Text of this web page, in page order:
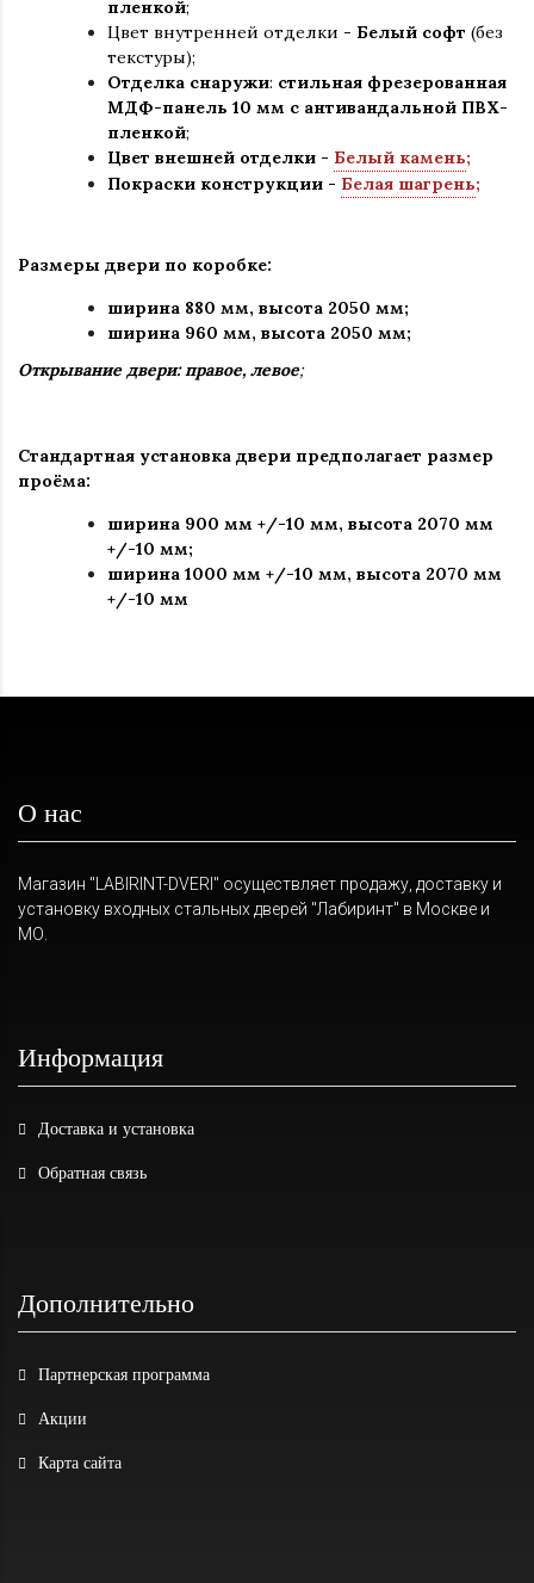
пленкой;
Цвет внутренней отделки - Белый софт (без
текстуры);
Отделка снаружи: стильная фрезерованная
МДФ-панель 10 мм с антивандальной ПВХ-
пленкой;
Цвет внешней отделки - Белый камень;
Покраски конструкции - Белая шагрень;
Размеры двери по коробке:
ширина 880 мм, высота 2050 мм;
ширина 960 мм, высота 2050 мм;
Открывание двери: правое, левое;
Стандартная установка двери предполагает размер
проёма:
ширина 900 мм +/-10 мм, высота 2070 мм
+/-10 мм;
ширина 1000 мм +/-10 мм, высота 2070 мм
+/-10 мм
О нас
Магазин "LABIRINT-DVERI" осуществляет продажу, доставку и
установку входных стальных дверей "Лабиринт" в Москве и
МО.
Информация
Доставка и установка
Обратная связь
Дополнительно
Партнерская программа
Акции
Карта сайта